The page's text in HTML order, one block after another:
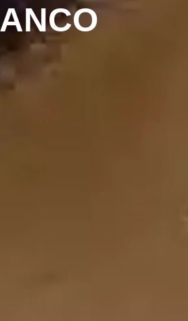
ANCO